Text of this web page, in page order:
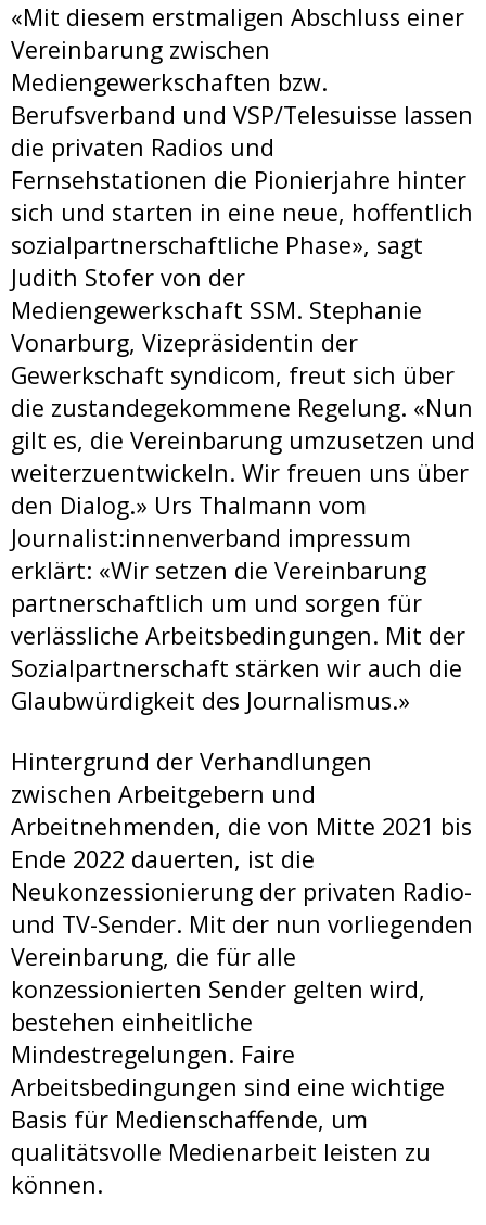
«Mit diesem erstmaligen Abschluss einer
Vereinbarung zwischen
Mediengewerkschaften bzw.
Berufsverband und VSP/Telesuisse lassen
die privaten Radios und
Fernsehstationen die Pionierjahre hinter
sich und starten in eine neue, hoffentlich
sozialpartnerschaftliche Phase», sagt
Judith Stofer von der
Mediengewerkschaft SSM. Stephanie
Vonarburg, Vizepräsidentin der
Gewerkschaft syndicom, freut sich über
die zustandegekommene Regelung. «Nun
gilt es, die Vereinbarung umzusetzen und
weiterzuentwickeln. Wir freuen uns über
den Dialog.» Urs Thalmann vom
Journalist:innenverband impressum
erklärt: «Wir setzen die Vereinbarung
partnerschaftlich um und sorgen für
verlässliche Arbeitsbedingungen. Mit der
Sozialpartnerschaft stärken wir auch die
Glaubwürdigkeit des Journalismus.»
Hintergrund der Verhandlungen
zwischen Arbeitgebern und
Arbeitnehmenden, die von Mitte 2021 bis
Ende 2022 dauerten, ist die
Neukonzessionierung der privaten Radio-
und TV-Sender. Mit der nun vorliegenden
Vereinbarung, die für alle
konzessionierten Sender gelten wird,
bestehen einheitliche
Mindestregelungen. Faire
Arbeitsbedingungen sind eine wichtige
Basis für Medienschaffende, um
qualitätsvolle Medienarbeit leisten zu
können.